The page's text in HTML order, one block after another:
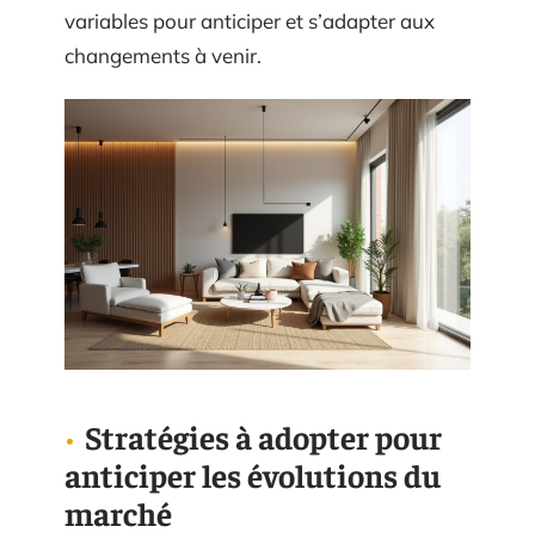
variables pour anticiper et s’adapter aux
changements à venir.
Stratégies à adopter pour
anticiper les évolutions du
marché